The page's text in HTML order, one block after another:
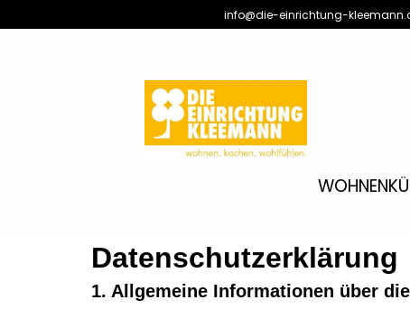
info@die-einrichtung-
WOHNEN
Datenschutzerklärung
1. Allgemeine Informationen über